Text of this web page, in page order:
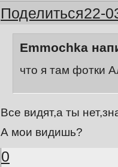
Поделиться22-
Emmochka
что я там фотки
Все видят,а ты
А мои видишь?
0